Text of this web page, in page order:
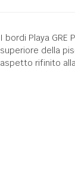
I bordi Playa
superiore della
aspetto rifinito